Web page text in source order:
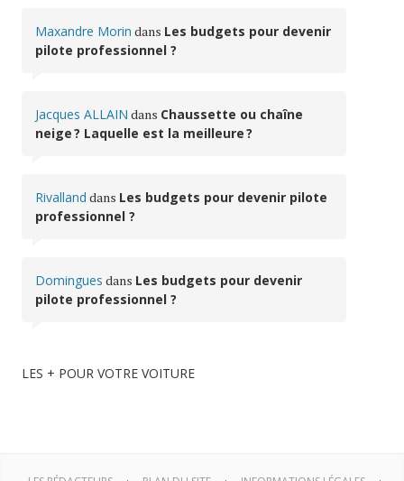
Maxandre Morin dans Les budgets pour devenir
pilote professionnel ?
Jacques ALLAIN dans Chaussette ou chaîne
neige ? Laquelle est la meilleure ?
Rivalland dans Les budgets pour devenir pilote
professionnel ?
Domingues dans Les budgets pour devenir
pilote professionnel ?
LES + POUR VOTRE VOITURE